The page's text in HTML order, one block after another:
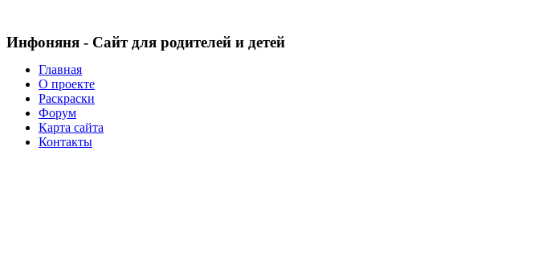
Инфоняня - Сайт для родителей и детей
Главная
О проекте
Раскраски
Форум
Карта сайта
Контакты